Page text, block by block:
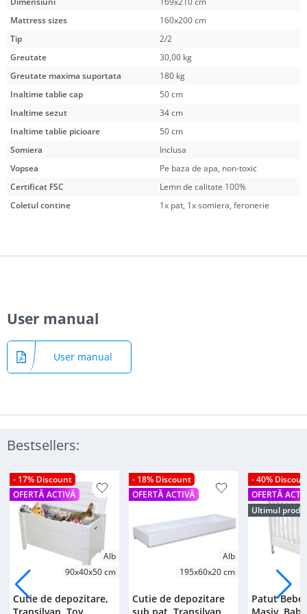
Mattress sizes
160x200 cm
Tip
2/2
Greutate
30,00 kg
Greutate maxima suportata
180 kg
Inaltime tablie cap
50 cm
Inaltime sezut
34 cm
Inaltime tablie picioare
50 cm
Somiera
Inclusa
Vopsea
Pe baza de apa, non-toxic
Certificat FSC
Lemn de calitate 100%
Coletul contine
1x pat, 1x somiera, feronerie
User manual
User manual
Bestsellers:
- 17% Discount
OFERTĂ ACTIVĂ
Alb
90x40x50 cm
Cutie de depozitare,
- 18% Discount
OFERTĂ ACTIVĂ
Alb
195x60x20 cm
Cutie de depozitare
- 40%
OFERTĂ
Ultimul
Patut